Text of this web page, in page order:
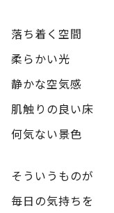
落ち着く空間
柔らかい光
静かな空気感
肌触りの良い床
何気ない景色
そういうものが
毎日の気持ちを